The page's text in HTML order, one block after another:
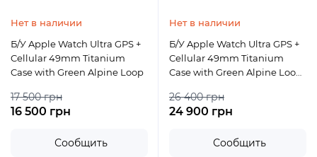
Нет в наличии
Б/У Apple Watch Ultra GPS +
Cellular 49mm Titanium
Case with Green Alpine Loop
17 500 грн
16 500 грн
Сообщить
Нет в наличии
Б/У Apple Watch Ultra GPS +
Cellular 49mm Titanium
Case with Green Alpine Loop
26 400 грн
24 900 грн
Сообщить